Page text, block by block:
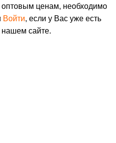
ценам, необходимо
Войти, если у Вас уже есть
нашем сайте.